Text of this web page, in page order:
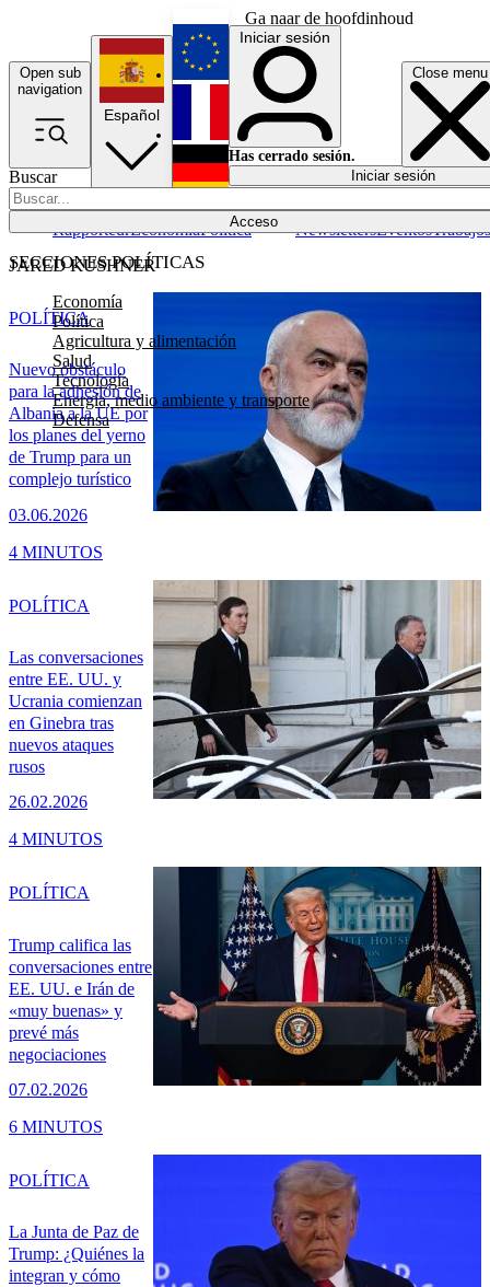
Ga naar de hoofdinhoud
Open sub
navigation
Close menu
Buscar
Acceso
SECCIONES POLÍTICAS
Economía
Política
Agricultura y alimentación
Salud
Tecnología
Energía, medio ambiente y transporte
Defensa
RapporteurEconomíaPolítica NewslettersEventosTrabajos
Español
English
Français
Iniciar sesión
Has cerrado sesión.
Iniciar sesión
JARED KUSHNER
Nuevo obstáculo
para la adhesión de
Albania a la UE por
los planes del yerno
de Trump para un
complejo turístico
03.06.2026
POLÍTICA
4 MINUTOS
Las conversaciones
entre EE. UU. y
Ucrania comienzan
en Ginebra tras
nuevos ataques
rusos
26.02.2026
POLÍTICA
4 MINUTOS
Trump califica las
conversaciones entre
EE. UU. e Irán de
«muy buenas» y
prevé más
negociaciones
07.02.2026
POLÍTICA
6 MINUTOS
La Junta de Paz de
Trump: ¿Quiénes la
integran y cómo
POLÍTICA